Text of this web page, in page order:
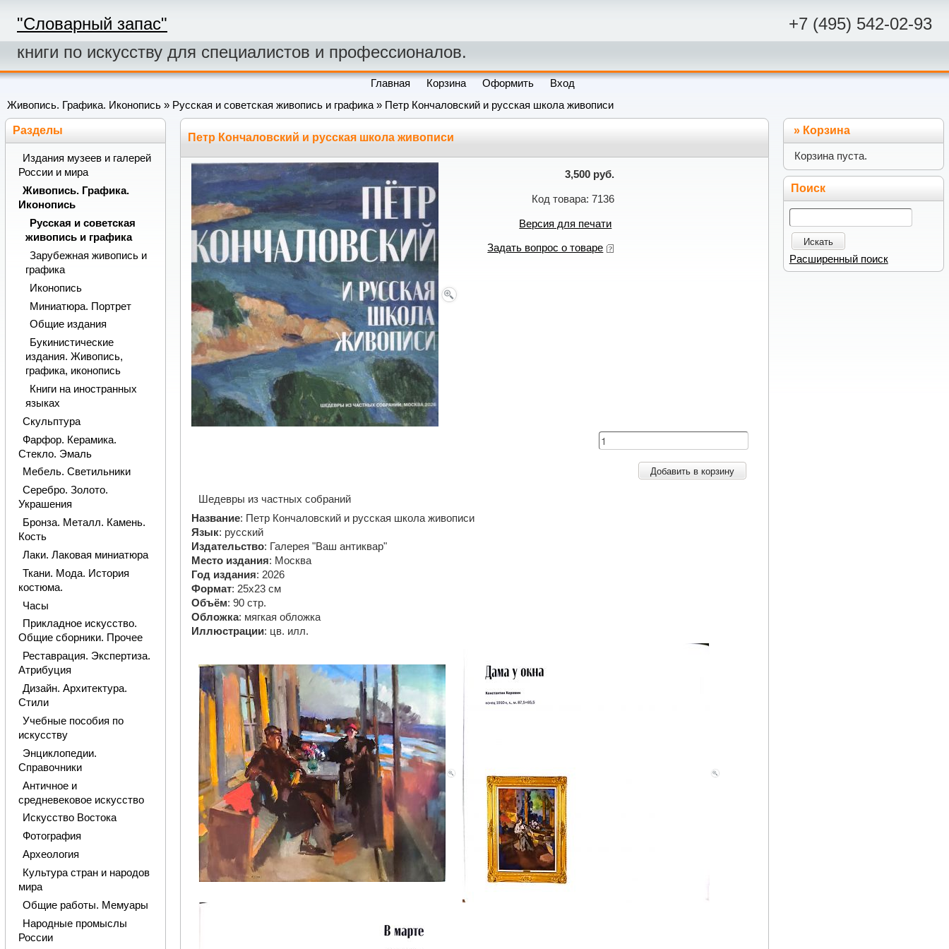
"Словарный запас"
книги по искусству для специалистов и профессионалов.
+7 (495) 542-02-93
Главная Корзина Оформить
Вход
Живопись. Графика. Иконопись » Русская и советская живопись и графика» Петр Кончаловский и русская школа живописи
Петр Кончаловский и русская школа живописи
3,500 руб.
Код товара: 7136
Версия для печати
Задать вопрос о товаре
Добавить в корзину
Шедевры из частных собраний
Название: Петр Кончаловский и русская школа живописи
Язык: русский
Издательство: Галерея "Ваш антиквар"
Место издания: Москва
Год издания: 2026
Формат: 25х23 см
Объём: 90 стр.
Обложка: мягкая обложка
Иллюстрации: цв. илл.
Разделы
Издания музеев и галерей
России и мира
Живопись. Графика.
Иконопись
Русская и советская
живопись и графика
Зарубежная живопись и
графика
Иконопись
Миниатюра. Портрет
Общие издания
Букинистические
издания. Живопись,
графика, иконопись
Книги на иностранных
языках
Скульптура
Фарфор. Керамика.
Стекло. Эмаль
Мебель. Светильники
Серебро. Золото.
Украшения
Бронза. Металл. Камень.
Кость
Лаки. Лаковая миниатюра
Ткани. Мода. История
костюма.
Часы
Прикладное искусство.
Общие сборники. Прочее
Реставрация. Экспертиза.
Атрибуция
Дизайн. Архитектура.
Стили
Учебные пособия по
искусству
Энциклопедии.
Справочники
Античное и
средневековое искусство
Искусство Востока
Фотография
Археология
Культура стран и народов
мира
Общие работы. Мемуары
Народные промыслы
России
» Корзина
Корзина пуста.
Поиск
Искать
Расширенный поиск